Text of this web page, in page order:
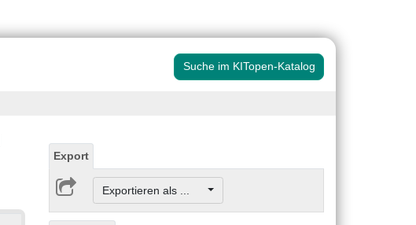
Suche im KITopen-Katalog
Export
Exportieren als ...